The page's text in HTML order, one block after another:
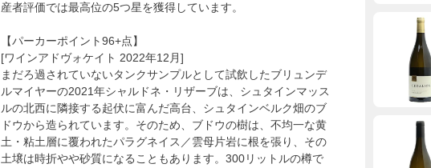
産者評価では最高位の5つ星を獲得しています。
【パーカーポイント96+点】
[ワインアドヴォケイト 2022年12月]
まだろ過されていないタンクサンプルとして試飲したブリュンデ
ルマイヤーの2021年シャルドネ・リザーブは、シュタインマッス
ルの北西に隣接する起伏に富んだ高台、シュタインベルク畑のブ
ドウから造られています。そのため、ブドウの樹は、不均一な黄
土・粘土層に覆われたパラグネイス／雲母片岩に根を張り、その
土壌は時折やや砂質になることもあります。300リットルの樽で